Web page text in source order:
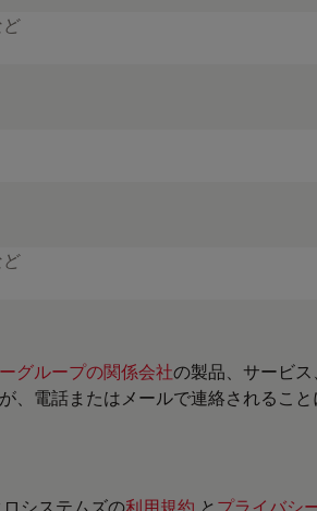
グループの関係会社の製品、サービ
電話またはメールで連絡されること
システムズの利用規約 と プライバシ